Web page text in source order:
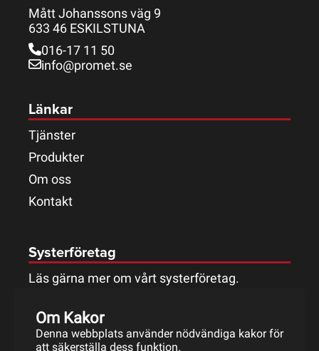
Mått Johanssons väg 9
633 46 ESKILSTUNA
016-17 11 50
info@promet.se
Länkar
Tjänster
Produkter
Om oss
Kontakt
Systerföretag
Läs gärna mer om vårt systerföretag.
Om Kakor
Denna webbplats använder nödvändiga kakor för
att säkerställa dess funktion.